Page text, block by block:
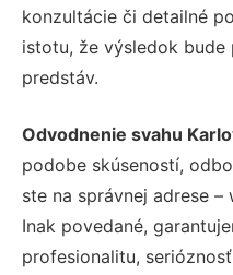
konzultácie či detailné
istotu, že výsledok bude
predstáv.
Odvodnenie svahu
podobe skúseností,
ste na správnej adrese
Inak povedané,
profesionalitu,